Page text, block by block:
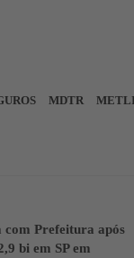
MDTR
Prefeitura após
bi em SP em